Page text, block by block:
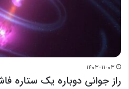
۱۴۰۳-۱۱-۰۳
راز جوانی دوباره یک ستاره